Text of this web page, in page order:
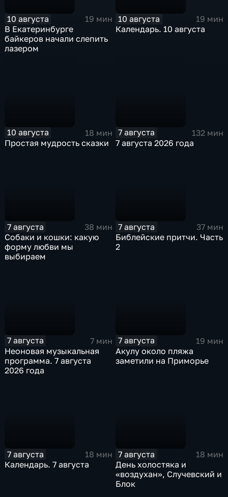
10 августа
19 мин
В Екатеринбурге
байкеров начали слепить
лазером
10 августа
19 мин
Календарь. 10 августа
10 августа
18 мин
Простая мудрость сказки
7 августа
132 мин
7 августа 2026 года
7 августа
38 мин
Собаки и кошки: какую
форму любви мы
выбираем
7 августа
37 мин
Библейские притчи. Часть
2
7 августа
7 мин
Неоновая музыкальная
программа. 7 августа
2026 года
7 августа
19 мин
Акулу около пляжа
заметили на Приморье
7 августа
18 мин
Календарь. 7 августа
7 августа
18 мин
День холостяка и
«воздухан», Случевский и
Блок